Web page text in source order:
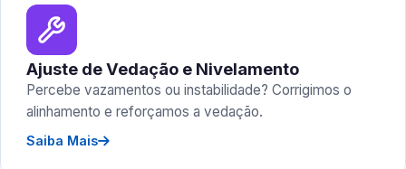
Ajuste de Vedação e Nivelamento
Percebe vazamentos ou instabilidade? Corrigimos o
alinhamento e reforçamos a vedação.
Saiba Mais